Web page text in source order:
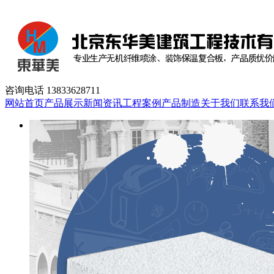
咨询电话 13833628711
网站首页产品展示新闻资讯工程案例 产品制造关于我们联系我